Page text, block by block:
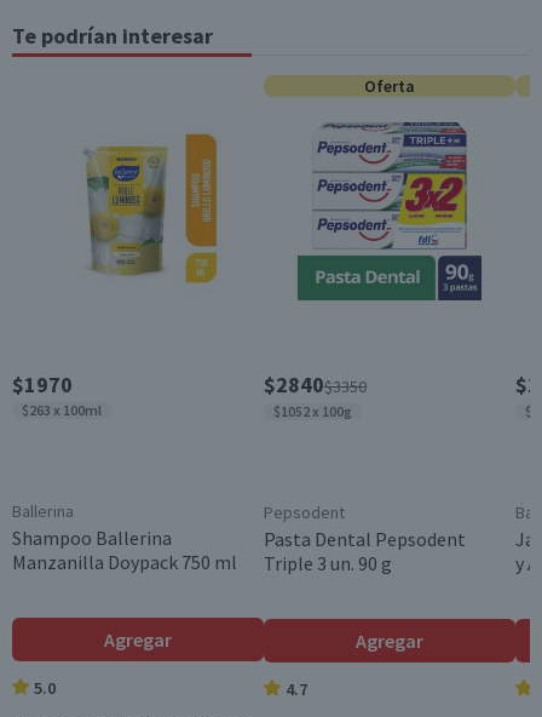
Tipo de Producto
Desodorantes
Variedad
Antitranspirantes
Garantía Mínima Legal
Válida hasta su fecha de caducidad
Te podrían interesar
$1970
$263 x 100ml
Ballerina
Shampoo Ballerina
Manzanilla Doypack 750 ml
Agregar
5.0
Oferta
$2840$3350
$1052 x 100g
Pepsodent
Pasta Dental Pepsodent
Triple 3 un. 90 g
Agregar
4.7
y